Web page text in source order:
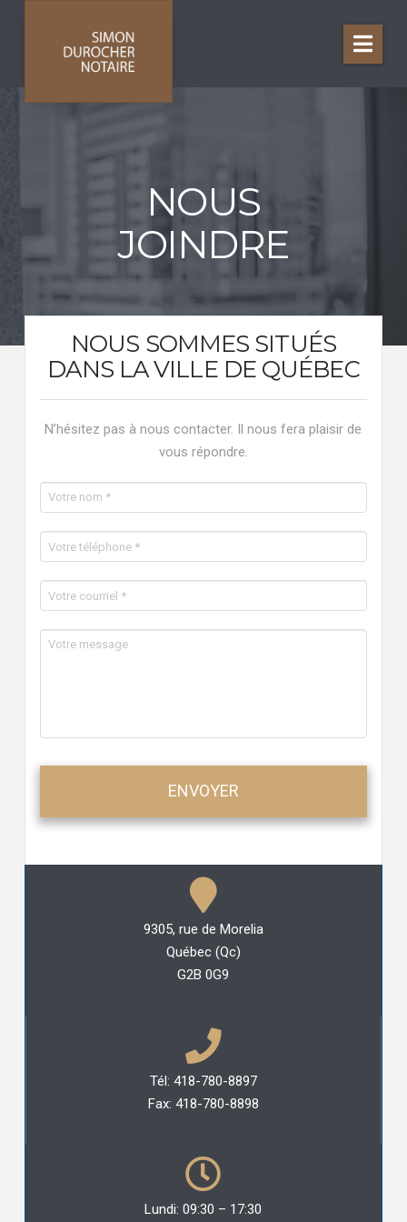
NOUS
JOINDRE
NOUS SOMMES SITUÉS
DANS LA VILLE DE QUÉBEC
N’hésitez pas à nous contacter. Il nous fera plaisir de
vous répondre.
9305, rue de Morelia
Québec (Qc)
G2B 0G9
Tél: 418-780-8897
Fax: 418-780-8898
Lundi: 09:30 – 17:30